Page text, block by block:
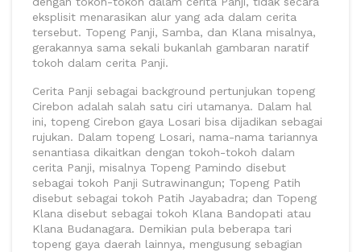
eksplisit menarasikan alur yang ada dalam cerita
tersebut. Topeng Panji, Samba, dan Klana misalnya,
gerakannya sama sekali bukanlah gambaran naratif
tokoh dalam cerita Panji.
Cerita Panji sebagai background pertunjukan topeng
Cirebon adalah salah satu ciri utamanya. Dalam hal
ini, topeng Cirebon gaya Losari bisa dijadikan sebagai
rujukan. Dalam topeng Losari, nama-nama tariannya
senantiasa dikaitkan dengan tokoh-tokoh dalam
cerita Panji, misalnya Topeng Pamindo disebut
sebagai tokoh Panji Sutrawinangun; Topeng Patih
disebut sebagai tokoh Patih Jayabadra; dan Topeng
Klana disebut sebagai tokoh Klana Bandopati atau
Klana Budanagara. Demikian pula beberapa tari
topeng gaya daerah lainnya, mengusung sebagian